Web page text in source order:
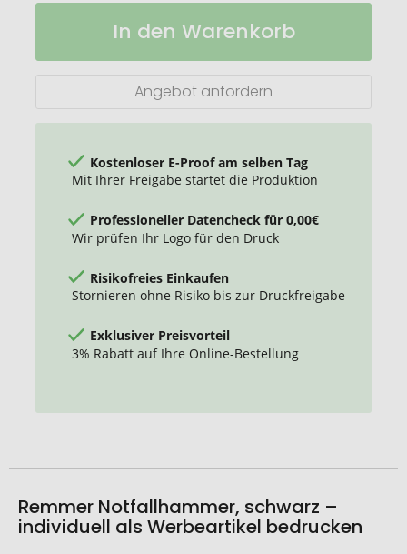
Remmer
Notfallhammer
Auf
In den Warenkorb
Angebot anfordern
Kostenloser E-Proof am selben Tag
Mit Ihrer Freigabe startet die Produktion
Professioneller Datencheck für 0,00€
Wir prüfen Ihr Logo für den Druck
Risikofreies Einkaufen
Stornieren ohne Risiko bis zur Druckfreigabe
Exklusiver Preisvorteil
3% Rabatt auf Ihre Online-Bestellung
Remmer Notfallhammer, schwarz –
individuell als Werbeartikel bedrucken